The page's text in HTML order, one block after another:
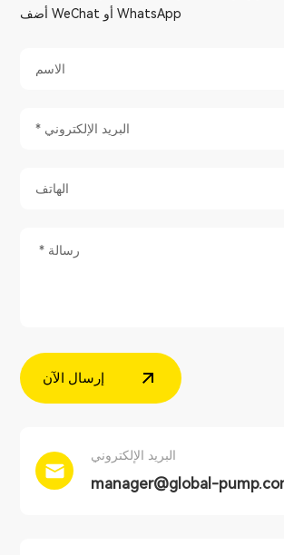
أضف WeChat أو WhatsApp
إرسال الآن
البريد الإلكتروني
manager@global-